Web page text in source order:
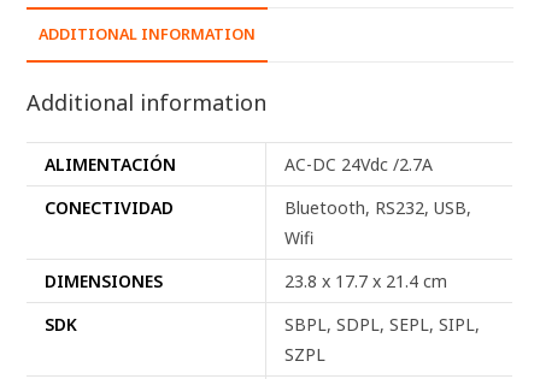
ADDITIONAL INFORMATION
Additional information
ALIMENTACIÓN
AC-DC 24Vdc /2.7A
CONECTIVIDAD
Bluetooth, RS232, USB,
Wifi
DIMENSIONES
23.8 x 17.7 x 21.4 cm
SDK
SBPL, SDPL, SEPL, SIPL,
SZPL